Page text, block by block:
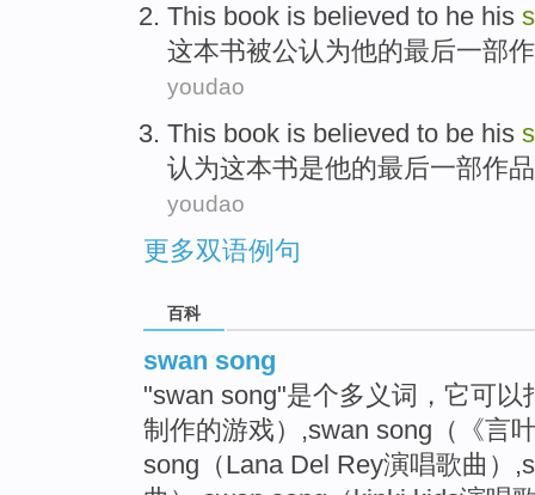
This book is believed to he his
这本书被公认为他的最后一部
youdao
This book is believed to be his
认为这本书是他的最后一部作
youdao
更多双语例句
百科
swan song
"swan song"是个多义词，它可
制作的游戏）,swan song（《言
song（Lana Del Rey演唱歌曲）